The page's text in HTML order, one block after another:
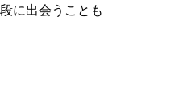
に出会うことも